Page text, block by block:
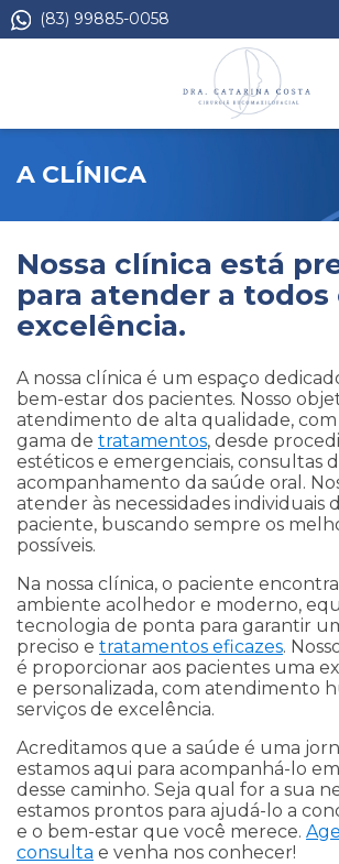
(83) 99885-0058
A CLÍNICA
Nossa clínica está
para atender a todos
excelência.
A nossa clínica é um espaço
bem-estar dos pacientes. Nosso
atendimento de alta qualidade,
gama de tratamentos, desde
estéticos e emergenciais, consultas
acompanhamento da saúde oral.
atender às necessidades individuais
paciente, buscando sempre os
possíveis.
Na nossa clínica, o paciente
ambiente acolhedor e moderno,
tecnologia de ponta para garantir
preciso e tratamentos eficazes.
é proporcionar aos pacientes uma
e personalizada, com atendimento
serviços de excelência.
Acreditamos que a saúde é uma
estamos aqui para acompanhá-lo
desse caminho. Seja qual for a sua
estamos prontos para ajudá-lo a
e o bem-estar que você merece.
consulta e venha nos conhecer!